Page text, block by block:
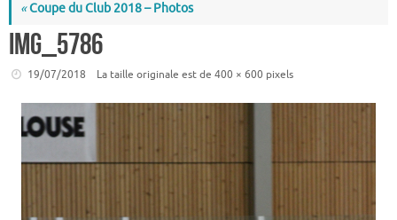
«Coupe du Club 2018 – Photos
IMG_5786
19/07/2018 La taille originale est de 400 × 600 pixels